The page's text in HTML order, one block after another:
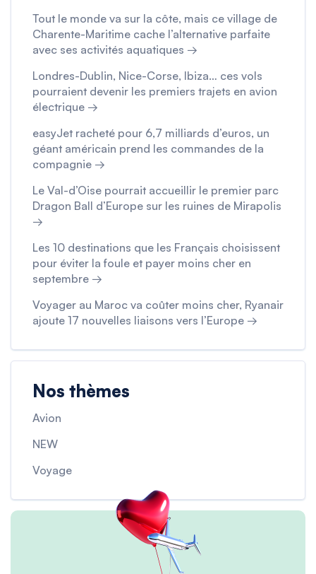
Tout le monde va sur la côte, mais ce village de
Charente-Maritime cache l’alternative parfaite
avec ses activités aquatiques →
Londres-Dublin, Nice-Corse, Ibiza… ces vols
pourraient devenir les premiers trajets en avion
électrique →
easyJet racheté pour 6,7 milliards d’euros, un
géant américain prend les commandes de la
compagnie →
Le Val-d’Oise pourrait accueillir le premier parc
Dragon Ball d’Europe sur les ruines de Mirapolis
→
Les 10 destinations que les Français choisissent
pour éviter la foule et payer moins cher en
septembre →
Voyager au Maroc va coûter moins cher, Ryanair
ajoute 17 nouvelles liaisons vers l’Europe →
Nos thèmes
Avion
NEW
Voyage